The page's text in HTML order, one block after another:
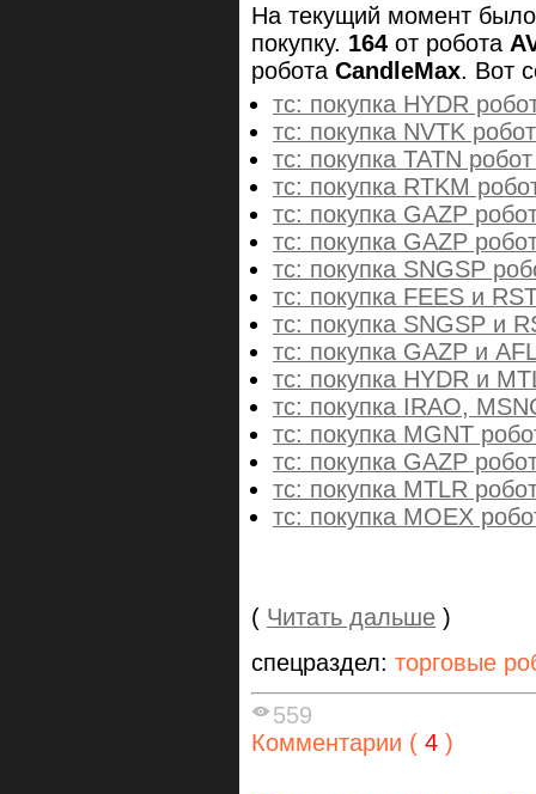
На текущий момент
покупку. 164 от робота
робота CandleMax. Вот
тс: покупка HYDR
тс: покупка NVTK
тс: покупка TATN
тс: покупка RTKM
тс: покупка GAZP
тс: покупка GAZP
тс: покупка SNGSP
тс: покупка FEES и
тс: покупка SNGSP и
тс: покупка GAZP и
тс: покупка HYDR и
тс: покупка IRAO,
тс: покупка MGNT
тс: покупка GAZP
тс: покупка MTLR
тс: покупка MOEX
( Читать дальше )
спецраздел: торговые
559
Комментарии ( 4 )